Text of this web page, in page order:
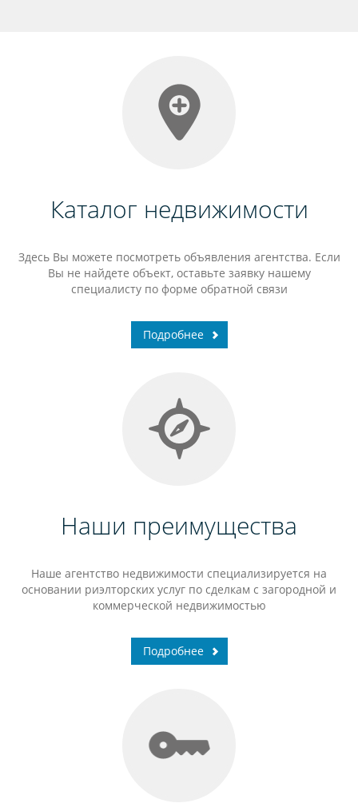
Каталог недвижимости
Здесь Вы можете посмотреть объявления агентства. Если
Вы не найдете объект, оставьте заявку нашему
специалисту по форме обратной связи
Подробнее
Наши преимущества
Наше агентство недвижимости специализируется на
основании риэлторских услуг по сделкам с загородной и
коммерческой недвижимостью
Подробнее